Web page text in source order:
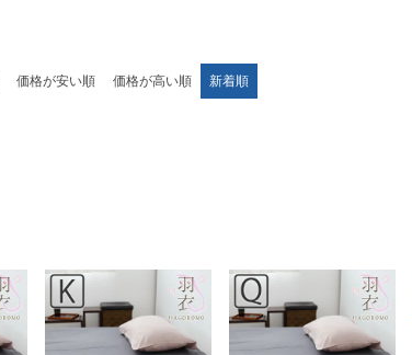
価格が安い順 価格が高い順 新着順